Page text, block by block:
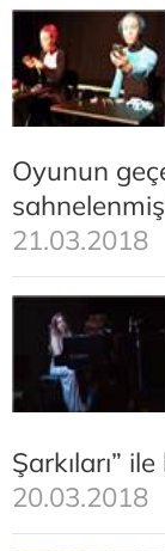
Oyunun
21.03.2018
Şarkıları”
20.03.2018